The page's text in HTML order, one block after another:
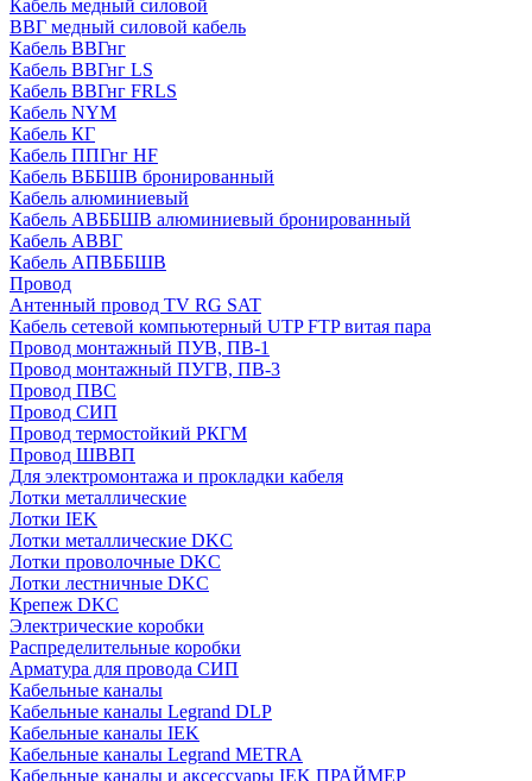
Кабель медный силовой
ВВГ медный силовой кабель
Кабель ВВГнг
Кабель ВВГнг LS
Кабель ВВГнг FRLS
Кабель NYM
Кабель КГ
Кабель ППГнг HF
Кабель ВББШВ бронированный
Кабель алюминиевый
Кабель АВББШВ алюминиевый бронированный
Кабель АВВГ
Кабель АПВББШВ
Провод
Антенный провод TV RG SAT
Кабель сетевой компьютерный UTP FTP витая пара
Провод монтажный ПУВ, ПВ-1
Провод монтажный ПУГВ, ПВ-3
Провод ПВС
Провод СИП
Провод термостойкий РКГМ
Провод ШВВП
Для электромонтажа и прокладки кабеля
Лотки металлические
Лотки IEK
Лотки металлические DKC
Лотки проволочные DKC
Лотки лестничные DKC
Крепеж DKC
Электрические коробки
Распределительные коробки
Арматура для провода СИП
Кабельные каналы
Кабельные каналы Legrand DLP
Кабельные каналы IEK
Кабельные каналы Legrand METRA
Кабельные каналы и аксессуары IEK ПРАЙМЕР